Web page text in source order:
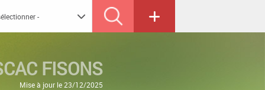
FISONS
Mise à jour le 23/12/2025